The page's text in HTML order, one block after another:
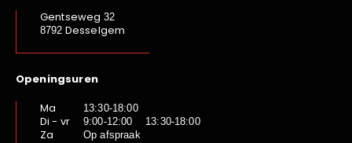
Gentseweg 32
8792 Desselgem
Openingsuren
Ma
13:30-18:00
Di - vr 9:00-12:00 13:30-18:00
Za Op afspraak